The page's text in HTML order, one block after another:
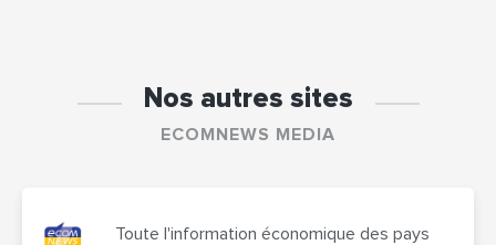
Nos autres sites
ECOMNEWS MEDIA
Toute l'information économique des pays